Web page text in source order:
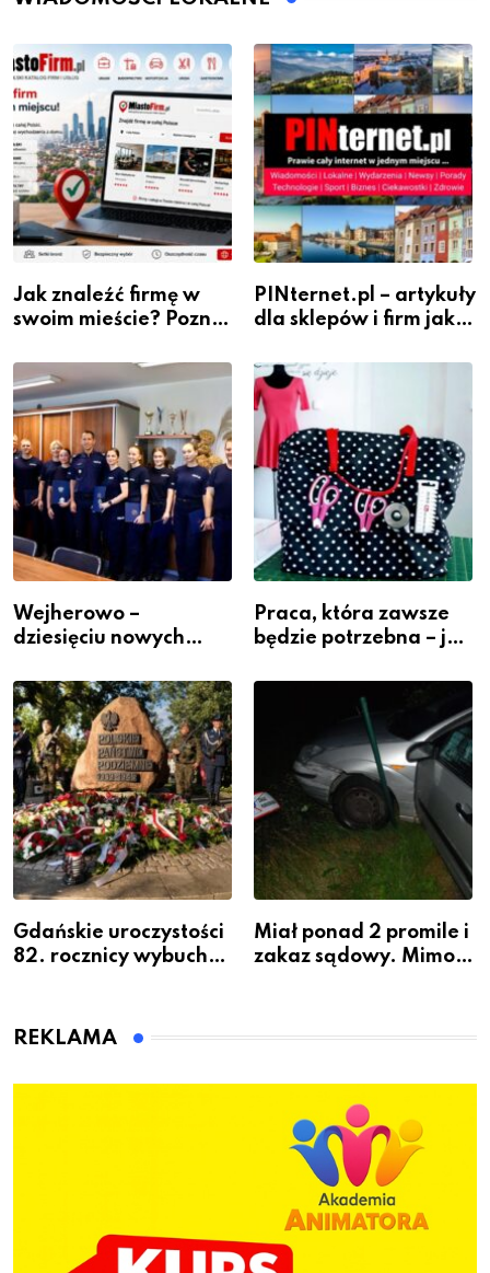
Jak znaleźć firmę w
swoim mieście? Poznaj
PINternet.pl – artykuły
dla sklepów i firm jako
widoczność
Wejherowo –
dziesięciu nowych
szeregach Komendy
Powiatowej
Praca, która zawsze
będzie potrzebna – jak
zawodem przyszłości i
gdzie się go nauczyć?
Gdańskie uroczystości
82. rocznicy wybuchu
Miał ponad 2 promile i
zakaz sądowy. Mimo
REKLAMA